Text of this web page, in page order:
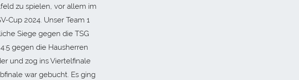
zu spielen, vor allem im
Cup 2024. Unser Team 1
Siege gegen die TSG
gegen die Hausherren
und zog ins Viertelfinale
war gebucht. Es ging